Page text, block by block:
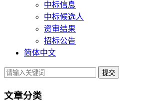
中标信息
中标候选人
资审结果
招标公告
简体中文
提交
文章分类